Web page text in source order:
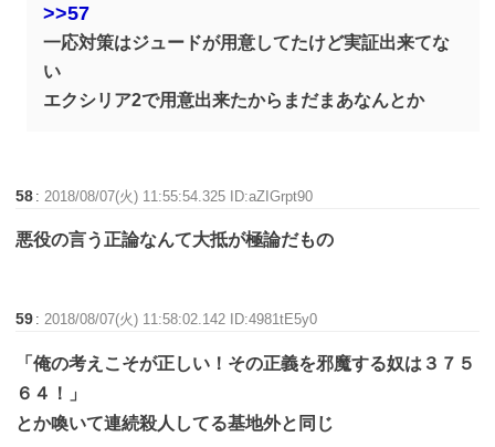
>>57
一応対策はジュードが用意してたけど実証出来てな
い
エクシリア2で用意出来たからまだまあなんとか
58 : 2018/08/07(火) 11:55:54.325 ID:aZIGrpt90
悪役の言う正論なんて大抵が極論だもの
59 : 2018/08/07(火) 11:58:02.142 ID:4981tE5y0
「俺の考えこそが正しい！その正義を邪魔する奴は３７５
６４！」
とか喚いて連続殺人してる基地外と同じ